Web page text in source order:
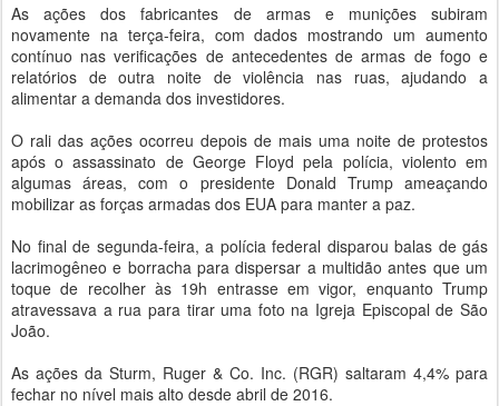
As ações dos fabricantes de armas e munições subiram
novamente na terça-feira, com dados mostrando um aumento
contínuo nas verificações de antecedentes de armas de fogo e
relatórios de outra noite de violência nas ruas, ajudando a
alimentar a demanda dos investidores.
O rali das ações ocorreu depois de mais uma noite de protestos
após o assassinato de George Floyd pela polícia, violento em
algumas áreas, com o presidente Donald Trump ameaçando
mobilizar as forças armadas dos EUA para manter a paz.
No final de segunda-feira, a polícia federal disparou balas de gás
lacrimogêneo e borracha para dispersar a multidão antes que um
toque de recolher às 19h entrasse em vigor, enquanto Trump
atravessava a rua para tirar uma foto na Igreja Episcopal de São
João.
As ações da Sturm, Ruger & Co. Inc. (RGR) saltaram 4,4% para
fechar no nível mais alto desde abril de 2016.